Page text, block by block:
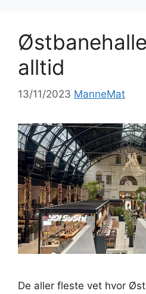
alltid
13/11/2023 ManneMat
De aller fleste vet hvor